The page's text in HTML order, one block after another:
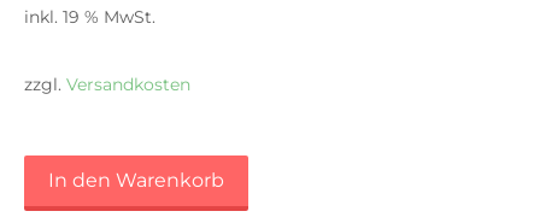
inkl. 19 % MwSt.
zzgl. Versandkosten
In den Warenkorb